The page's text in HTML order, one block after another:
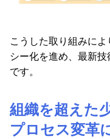
こうした取り組みに
シー化を進め、最新
です。
組織を超えた
プロセス変革